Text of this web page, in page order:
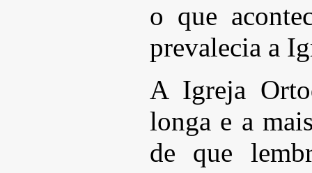
o que
prevalecia a
A Igreja
longa e a
de que